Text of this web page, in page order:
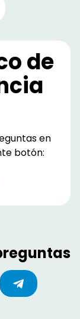
de
en
botón: